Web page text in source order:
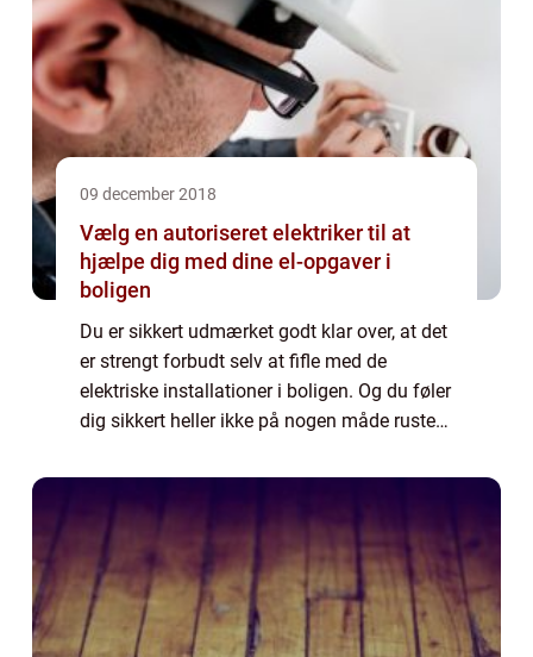
09 december 2018
Vælg en autoriseret elektriker til at
hjælpe dig med dine el-opgaver i
boligen
Du er sikkert udmærket godt klar over, at det
er strengt forbudt selv at fifle med de
elektriske installationer i boligen. Og du føler
dig sikkert heller ikke på nogen måde rustet